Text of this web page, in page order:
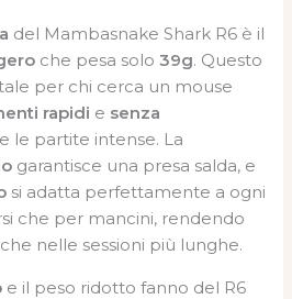
del Mambasnake Shark R6 è il
che pesa solo39g. Questo
per chi cerca un mouse
rapidi e senza
le partite intense. La
garantisce una presa salda, e
si adatta perfettamente a ogni
che per mancini, rendendo
nelle sessioni più lunghe.
e il peso ridotto fanno del R6